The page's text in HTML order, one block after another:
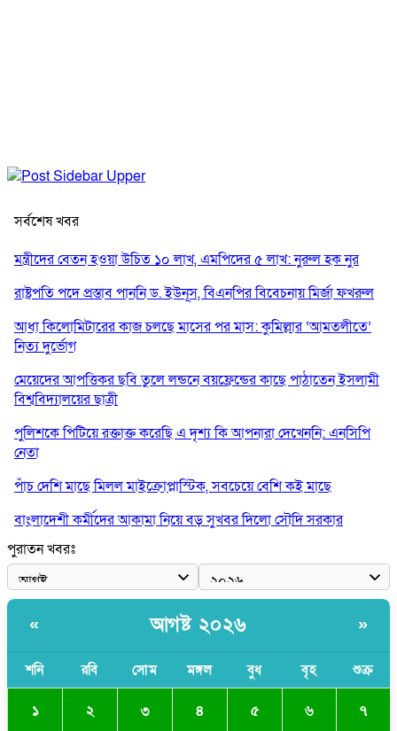
সর্বশেষ খবর
মন্ত্রীদের বেতন হওয়া উচিত ১০ লাখ, এমপিদের ৫ লাখ: নুরুল হক নুর
রাষ্ট্রপতি পদে প্রস্তাব পাননি ড. ইউনূস, বিএনপির বিবেচনায় মির্জা ফখরুল
আধা কিলোমিটারের কাজ চলছে মাসের পর মাস: কুমিল্লার ‘আমতলীতে’
নিত্য দুর্ভোগ
মেয়েদের আপত্তিকর ছবি তুলে লন্ডনে বয়ফ্রেন্ডের কাছে পাঠাতেন ইসলামী
বিশ্ববিদ্যালয়ের ছাত্রী
পুলিশকে পিটিয়ে রক্তাক্ত করেছি এ দৃশ্য কি আপনারা দেখেননি: এনসিপি
নেতা
পাঁচ দেশি মাছে মিলল মাইক্রোপ্লাস্টিক, সবচেয়ে বেশি কই মাছে
বাংলাদেশী কর্মীদের আকামা নিয়ে বড় সুখবর দিলো সৌদি সরকার
ভারতের পূর্ব সীমান্তে এখন ‘আরেকটি পাকিস্তান’ গড়ে উঠেছে: সজীব
ওয়াজেদ জয়
যে ডকুমেন্টারিতে আবু সাঈদের ছবি নেই, সেটা কোনো ডকুমেন্টারি নয়:
ভারপ্রাপ্ত রাষ্ট্রপতি
পুরাতন খবরঃ
« আগষ্ট ২০২৬ »
শনি রবি সোম মঙ্গল বুধ বৃহ শুক্র
১ ২ ৩ ৪ ৫ ৬ ৭